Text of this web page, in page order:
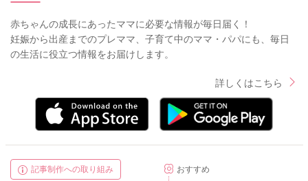
赤ちゃんの成長にあったママに必要な情報が毎日届く！
妊娠から出産までのプレママ、子育て中のママ・パパにも、毎日
の生活に役立つ情報をお届けします。
詳しくはこちら
記事制作への取り組み
おすすめ